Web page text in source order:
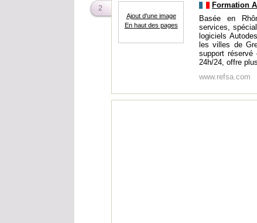
2
Ajout d'une image
En haut des pages
Formation
Basée en
services,
logiciels
les villes de
support
24h/24, offre
www.refsa.com